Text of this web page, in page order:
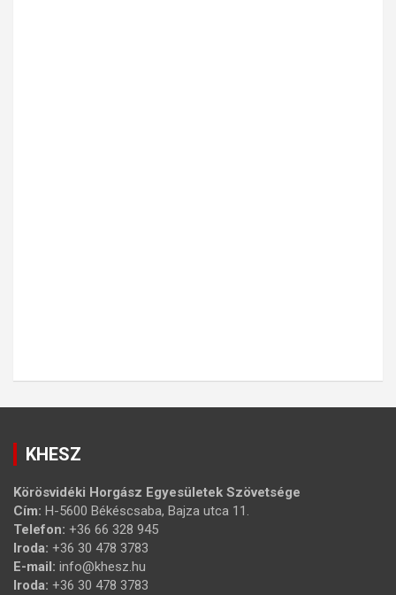
KHESZ
Körösvidéki Horgász Egyesületek Szövetsége
Cím: H-5600 Békéscsaba, Bajza utca 11.
Telefon: +36 66 328 945
Iroda: +36 30 478 3783
E-mail: info@khesz.hu
Iroda: +36 30 478 3783